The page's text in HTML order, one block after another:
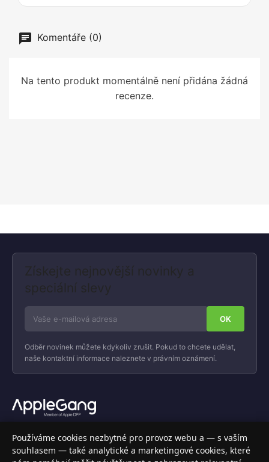
Komentáře (0)
Na tento produkt momentálně není přidána žádná
recenze.
Získejte nejnovější novinky a
speciální slevy
Odběr novinek můžete kdykoliv zrušit. Pokud to chcete udělat,
naše kontaktní informace naleznete v právním oznámení.
Váš specializovaný obchod s Apple produkty, příslušenstvím a
elektronikou. Nakupujte bezpečně a s jistotou.
Používáme cookies nezbytné pro provoz webu a — s vaším
souhlasem — také analytické a marketingové cookies, které